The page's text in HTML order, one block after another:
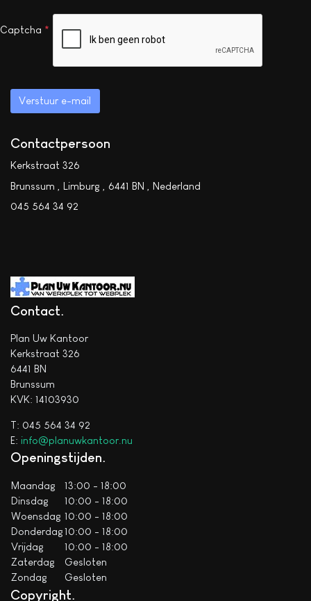
Captcha *
Verstuur e-mail
Contactpersoon
Kerkstraat 326
Brunssum
Limburg 6441 BN
Nederland
045 564 34 92
Contact
Plan Uw Kantoor
Kerkstraat 326
6441 BN
Brunssum
KVK: 14103930
T: 045 564 34 92
E: info@planuwkantoor.nu
Openingstijden
Maandag
Dinsdag
Woensdag
Donderdag
Vrijdag
Zaterdag
Zondag
13:00 - 18:00
10:00 - 18:00
10:00 - 18:00
10:00 - 18:00
10:00 - 18:00
Gesloten
Gesloten
Copyright